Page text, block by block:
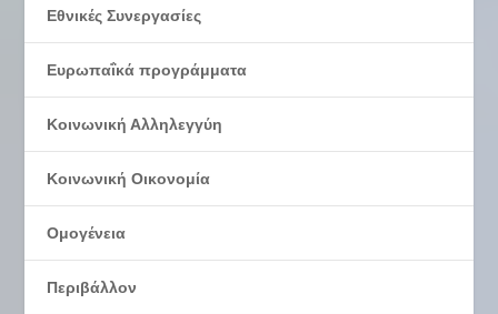
Εθνικές Συνεργασίες
Ευρωπαΐκά προγράμματα
Κοινωνική Αλληλεγγύη
Κοινωνική Οικονομία
Ομογένεια
Περιβάλλον